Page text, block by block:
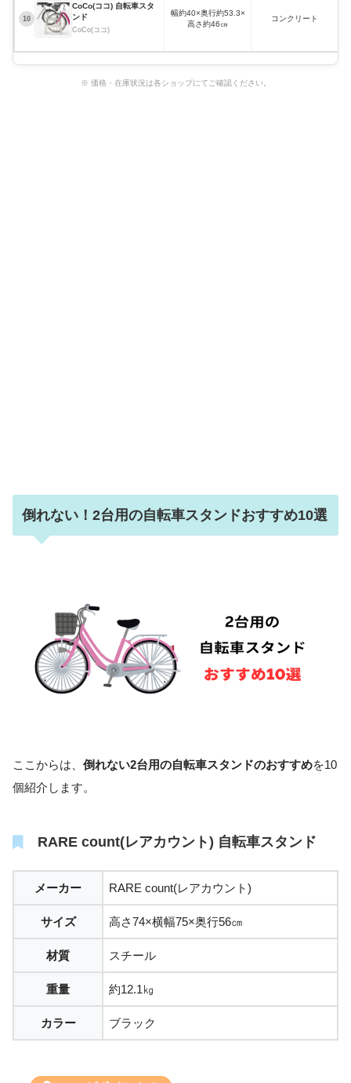
10
CoCo(ココ) 自転車スタ
ンド
CoCo(ココ)
幅約40×奥行約53.3×
高さ約46㎝
コンクリート
※ 価格・在庫状況は各ショップにてご確認ください。
倒れない！2台用の自転車スタンドおすすめ10選
ここからは、 倒れない2台用の自転車スタンドのおすすめを10
個紹介します。
RARE count(レアカウント) 自転車スタンド
メーカー RARE count(レアカウント)
サイズ 高さ74×横幅75×奥行56㎝
材質 スチール
重量 約12.1㎏
カラー ブラック